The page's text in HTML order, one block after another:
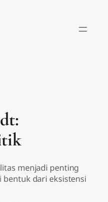
menjadi penting
bentuk dari eksistensi